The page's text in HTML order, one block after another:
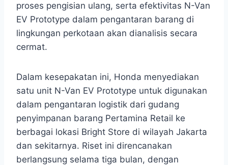
proses pengisian ulang, serta efektivitas N-Van
EV Prototype dalam pengantaran barang di
lingkungan perkotaan akan dianalisis secara
cermat.
Dalam kesepakatan ini, Honda menyediakan
satu unit N-Van EV Prototype untuk digunakan
dalam pengantaran logistik dari gudang
penyimpanan barang Pertamina Retail ke
berbagai lokasi Bright Store di wilayah Jakarta
dan sekitarnya. Riset ini direncanakan
berlangsung selama tiga bulan, dengan